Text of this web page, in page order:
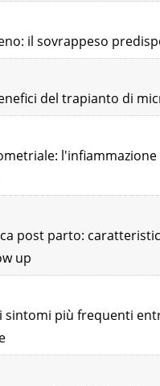
il sovrappeso
del trapianto di
post parto:
up
sintomi più frequenti